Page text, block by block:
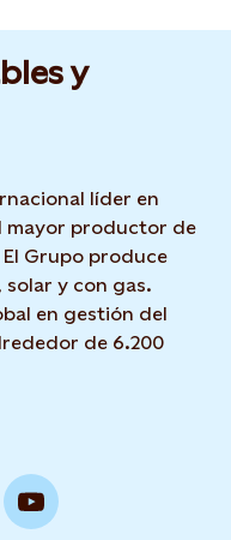
y
líder en
mayor productor de
Grupo produce
y con gas.
en gestión del
de 6.200